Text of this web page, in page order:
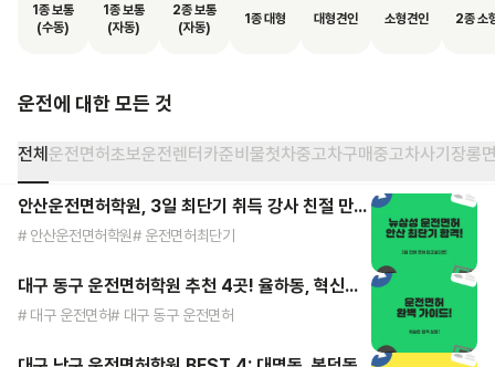
1종 보통
(수동)
1종 보통
(자동)
2종 보통
(자동)
1종 대형 대형견인 소형견인 2종 소
운전에 대한 모든 것
전체 운전면허 초보운전렌터카준비물첫차중고차구매중고차사기 장롱
안산운전면허학원, 3일 최단기 취득 강사 친절 만족 자동차학원
# 안산운전면허학원# 운전면허최단기
대구 동구 운전면허학원 추천 4곳! 율하동, 혁신도시 합격 후기
# 대구 운전면허# 대구 동구 운전면허